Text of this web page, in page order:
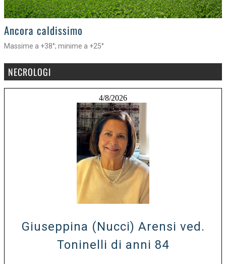
>
Ancora caldissimo
Massime a +38°; minime a +25°
NECROLOGI
4/8/2026
Giuseppina (Nucci) Arensi ved.
Toninelli di anni 84